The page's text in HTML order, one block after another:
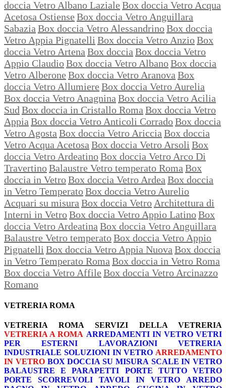
doccia Vetro Albano Laziale Box doccia Vetro Acqua
Acetosa Ostiense Box doccia Vetro Anguillara
Sabazia Box doccia Vetro AlessandrinoBox doccia
Vetro Appia Pignatelli Box doccia Vetro AnzioBox
doccia Vetro Artena Box doccia Box doccia Vetro
Appio ClaudioBox doccia Vetro AlbanoBox doccia
Vetro Alberone Box doccia Vetro Aranova Box
doccia Vetro Allumiere Box doccia Vetro Aurelia
Box doccia Vetro Anagnina Box doccia Vetro Acilia
Sud Box doccia in Cristallo Roma Box doccia Vetro
Appia Box doccia Vetro Anticoli CorradoBox doccia
Vetro Agosta Box doccia Vetro Ariccia Box doccia
Vetro Acqua Acetosa Box doccia Vetro Arsoli Box
doccia Vetro ArdeatinoBox doccia Vetro Arco Di
TravertinoBalaustre Vetro temperato Roma Box
doccia in VetroBox doccia Vetro Ardea Box doccia
in Vetro TemperatoBox doccia Vetro Aurelio
Acquari su misura Box doccia Vetro Architettura di
Interni in VetroBox doccia Vetro Appio LatinoBox
doccia Vetro Ardeatina Box doccia Vetro Anguillara
Balaustre Vetro temperatoBox doccia Vetro Appio
Pignatelli Box doccia Vetro Appia Nuova Box doccia
in Vetro Temperato Roma Box doccia in Vetro Roma
Box doccia Vetro Affile Box doccia Vetro Arcinazzo
Romano
VETRERIA ROMA
VETRERIA ROMA
SERVIZI DELLA VETRERIA
VETRERIA A ROMA ARREDAMENTI IN VETRO VETRI
PER ESTERNI
LAVORAZIONI
VETRERIA
INDUSTRIALE SOLUZIONI IN VETRO ARREDAMENTO
IN VETRO BOX DOCCIA SU MISURA SCALE IN VETRO
BALAUSTRE E PARAPETTI
PORTE TUTTO VETRO
PORTE SCORREVOLI
TAVOLI IN VETRO
ARREDO